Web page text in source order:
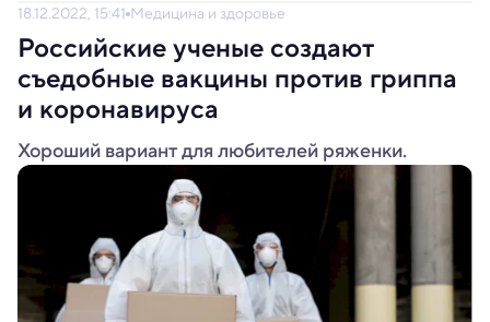
18.12.2022, 15:41 Медицина и здоровье
Российские ученые создают
съедобные вакцины против гриппа
и коронавируса
Хороший вариант для любителей ряженки.